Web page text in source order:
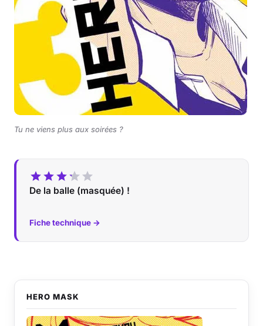
Tu ne viens plus aux soirées ?
De la balle (masquée) !
Fiche technique →
HERO MASK